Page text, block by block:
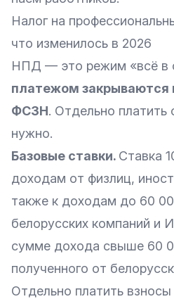
Налог на
что изменилось в 2026
НПД — это режим «всё в
платежом закрываются
ФСЗН. Отдельно платить
нужно.
Базовые ставки. Ставка
доходам от физлиц,
также к доходам до 60
белорусских компаний и
сумме дохода свыше 60
полученного от
Отдельно платить